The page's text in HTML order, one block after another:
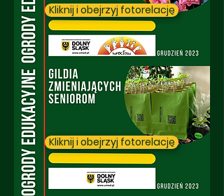
Kliknij i obejrzyj fotorelację
Kliknij i obejrzyj fotorelację